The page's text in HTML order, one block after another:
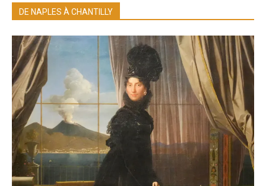
DE NAPLES À CHANTILLY